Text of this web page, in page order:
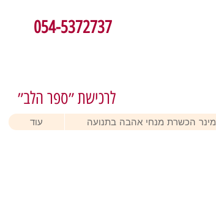
054-5372737
לרכישת ״ספר הלב״
הכשרת מנחי אהבה בתנועה עוד